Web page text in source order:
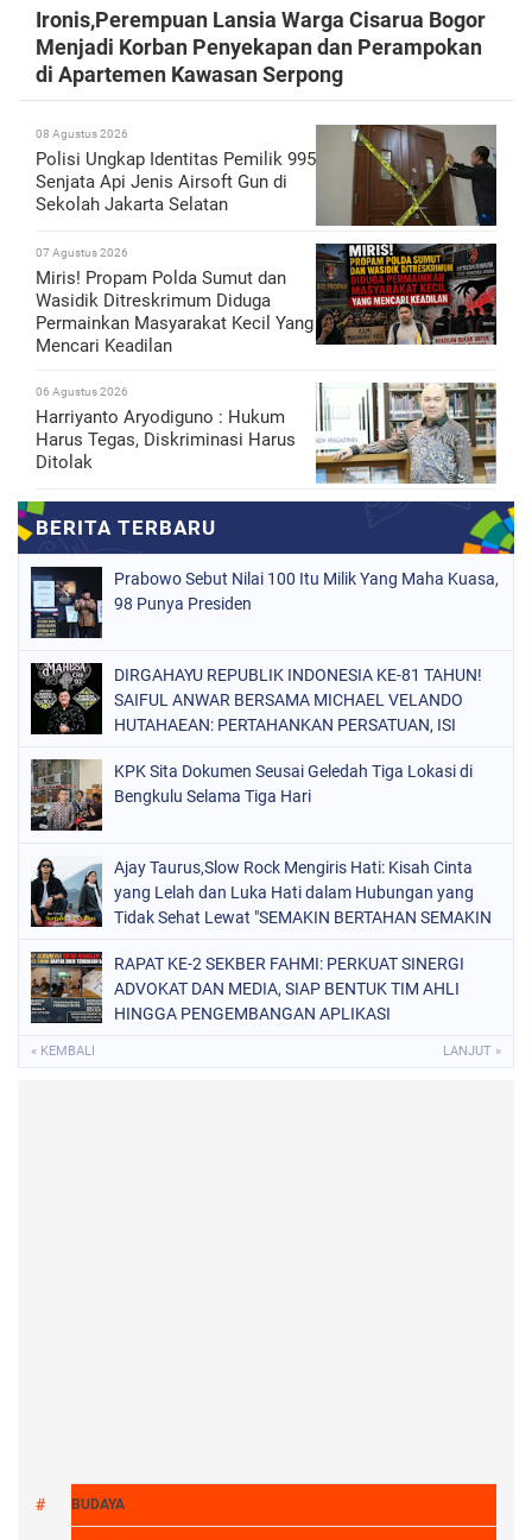
Ironis,Perempuan Lansia Warga Cisarua Bogor
Menjadi Korban Penyekapan dan Perampokan
di Apartemen Kawasan Serpong
08 Agustus 2026
Polisi Ungkap Identitas Pemilik 995
Senjata Api Jenis Airsoft Gun di
Sekolah Jakarta Selatan
07 Agustus 2026
Miris! Propam Polda Sumut dan
Wasidik Ditreskrimum Diduga
Permainkan Masyarakat Kecil Yang
Mencari Keadilan
06 Agustus 2026
Harriyanto Aryodiguno : Hukum
Harus Tegas, Diskriminasi Harus
Ditolak
Prabowo Sebut Nilai 100 Itu Milik Yang Maha Kuasa,
98 Punya Presiden
DIRGAHAYU REPUBLIK INDONESIA KE-81 TAHUN!
SAIFUL ANWAR BERSAMA MICHAEL VELANDO
HUTAHAEAN: PERTAHANKAN PERSATUAN, ISI
PENGABDIAN TULUS DEMI KEJAYAAN BANGSA!
KPK Sita Dokumen Seusai Geledah Tiga Lokasi di
Bengkulu Selama Tiga Hari
Ajay Taurus,Slow Rock Mengiris Hati: Kisah Cinta
yang Lelah dan Luka Hati dalam Hubungan yang
Tidak Sehat Lewat "SEMAKIN BERTAHAN SEMAKIN
RAPAT KE-2 SEKBER FAHMI: PERKUAT SINERGI
ADVOKAT DAN MEDIA, SIAP BENTUK TIM AHLI
HINGGA PENGEMBANGAN APLIKASI
« KEMBALI LANJUT »
BUDAYA